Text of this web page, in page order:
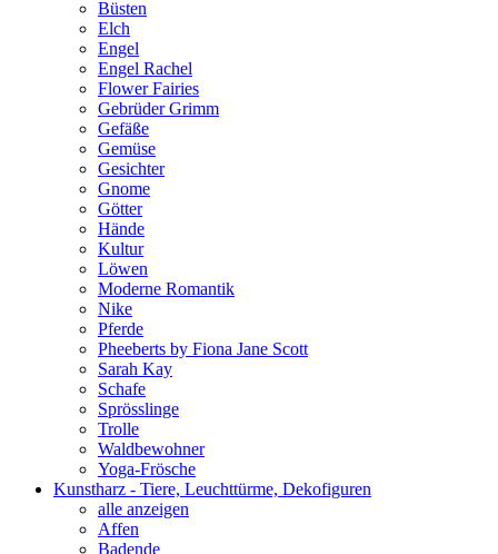
Büsten
Elch
Engel
Engel Rachel
Flower Fairies
Gebrüder Grimm
Gefäße
Gemüse
Gesichter
Gnome
Götter
Hände
Kultur
Löwen
Moderne Romantik
Nike
Pferde
Pheeberts by Fiona Jane Scott
Sarah Kay
Schafe
Sprösslinge
Trolle
Waldbewohner
Yoga-Frösche
Kunstharz - Tiere, Leuchttürme, Dekofiguren
alle anzeigen
Affen
Badende